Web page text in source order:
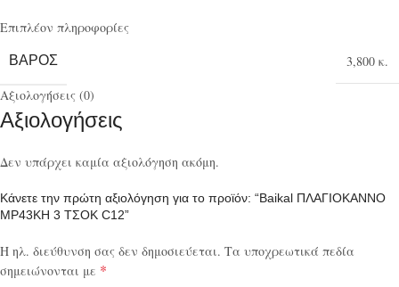
Επιπλέον πληροφορίες
ΒΆΡΟΣ
3,800 κ.
Αξιολογήσεις (0)
Αξιολογήσεις
Δεν υπάρχει καμία αξιολόγηση ακόμη.
Κάνετε την πρώτη αξιολόγηση για το προϊόν: “Baikal ΠΛΑΓΙΟΚΑΝΝΟ
MP43KH 3 ΤΣΟΚ C12”
Η ηλ. διεύθυνση σας δεν δημοσιεύεται. Τα υποχρεωτικά πεδία
σημειώνονται με *